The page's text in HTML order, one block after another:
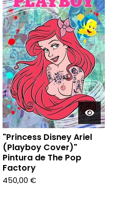
"Princess Disney Ariel
(Playboy Cover)"
Pintura de The Pop
Factory
450,00 €